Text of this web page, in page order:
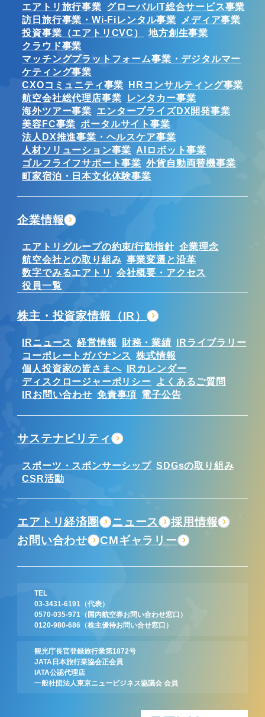
TEL
03-3431-6191
（代表）
0570-035-971
（国内航空券お問い合わせ窓口）
0120-980-686 （株主優待お問い合せ窓口）
観光庁長官登録旅行業第1872号
JATA日本旅行業協会正会員
IATA公認代理店
一般社団法人東京ニュービジネス協議会 会員
エアトリ旅行事業 グローバルIT総合サービス事業
訪日旅行事業・Wi-Fiレンタル事業
メディア事業
投資事業（エアトリCVC）
地方創生事業
クラウド事業
マッチングプラットフォーム事業・デジタルマー
ケティング事業
CXOコミュニティ事業 HRコンサルティング事業
航空会社総代理店事業
レンタカー事業
海外ツアー事業 エンタープライズDX開発事業
美容FC事業 ポータルサイト事業
法人DX推進事業・ヘルスケア事業
人材ソリューション事業 AIロボット事業
ゴルフライフサポート事業 外貨自動両替機事業
町家宿泊・日本文化体験事業
企業情報
エアトリグループの約束/行動指針 企業理念
航空会社との取り組み 事業変遷と沿革
数字でみるエアトリ
会社概要・アクセス
役員一覧
株主・投資家情報（IR）
IRニュース 経営情報 財務・業績 IRライブラリー
コーポレートガバナンス 株式情報
個人投資家の皆さまへ IRカレンダー
ディスクロージャーポリシー
よくあるご質問
IRお問い合わせ 免責事項 電子公告
サステナビリティ
スポーツ・スポンサーシップ SDGsの取り組み
CSR活動
エアトリ経済圏 ニュース
採用情報
お問い合わせ
CMギャラリー